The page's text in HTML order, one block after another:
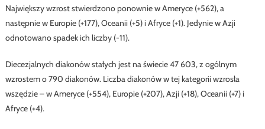
Największy wzrost stwierdzono ponownie w Ameryce (+562), a
następnie w Europie (+177), Oceanii (+5) i Afryce (+1). Jedynie w Azji
odnotowano spadek ich liczby (-11).
Diecezjalnych diakonów stałych jest na świecie 47 603, z ogólnym
wzrostem o 790 diakonów. Liczba diakonów w tej kategorii wzrosła
wszędzie – w Ameryce (+554), Europie (+207), Azji (+18), Oceanii (+7) i
Afryce (+4).